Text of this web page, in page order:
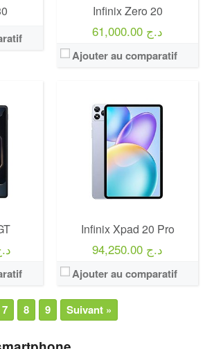
Infinix Zero 20
61,000.00 د.ج
Ajouter au comparatif
Infinix Xpad 20 Pro
94,250.00 د.ج
Ajouter au comparatif
7 8 9 Suivant »